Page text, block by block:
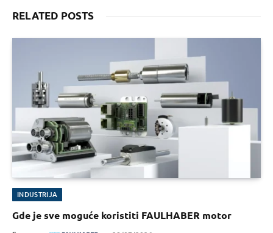
RELATED POSTS
INDUSTRIJA
Gde je sve moguće koristiti FAULHABER motor